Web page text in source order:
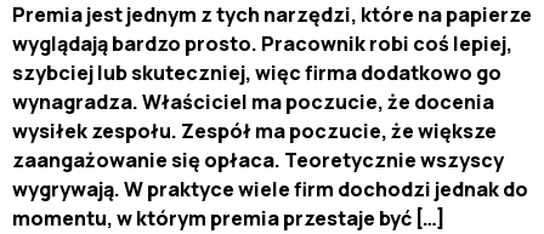
Premia jest jednym z tych narzędzi, które na papierze
wyglądają bardzo prosto. Pracownik robi coś lepiej,
szybciej lub skuteczniej, więc firma dodatkowo go
wynagradza. Właściciel ma poczucie, że docenia
wysiłek zespołu. Zespół ma poczucie, że większe
zaangażowanie się opłaca. Teoretycznie wszyscy
wygrywają. W praktyce wiele firm dochodzi jednak do
momentu, w którym premia przestaje być […]